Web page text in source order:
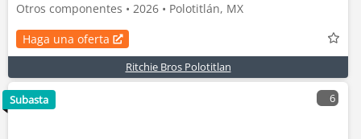
Otros componentes • 2026 • Polotitlán, MX
Haga una oferta
Ritchie Bros Polotitlan
6
Subasta